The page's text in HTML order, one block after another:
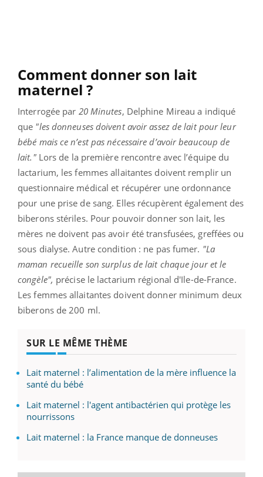
Comment donner son lait
maternel ?
Interrogée par 20 Minutes, Delphine Mireau a indiqué
que "les donneuses doivent avoir assez de lait pour leur
bébé mais ce n’est pas nécessaire d’avoir beaucoup de
lait."Lors de la première rencontre avec l’équipe du
lactarium, les femmes allaitantes doivent remplir un
questionnaire médical et récupérer une ordonnance
pour une prise de sang. Elles récupèrent également des
biberons stériles. Pour pouvoir donner son lait, les
mères ne doivent pas avoir été transfusées, greffées ou
sous dialyse. Autre condition : ne pas fumer. "La
maman recueille son surplus de lait chaque jour et le
congèle", précise le lactarium régional d'Ile-de-France.
Les femmes allaitantes doivent donner minimum deux
biberons de 200 ml.
SUR LE MÊME THÈME
Lait maternel : l’alimentation de la mère influence la
santé du bébé
Lait maternel : l'agent antibactérien qui protège les
nourrissons
Lait maternel : la France manque de donneuses